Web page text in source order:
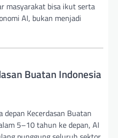
masyarakat bisa ikut serta
AI, bukan menjadi
Buatan Indonesia
Kecerdasan Buatan
5–10 tahun ke depan, AI